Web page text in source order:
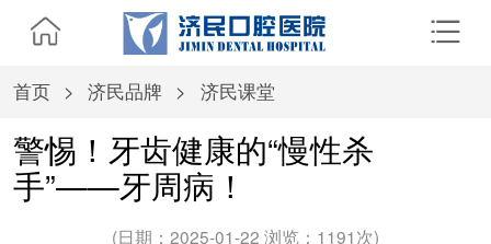
首页 > 济民品牌 > 济民课堂
警惕！牙齿健康的“慢性杀
手”——牙周病！
(日期：2025-01-22 浏览： 1191次)